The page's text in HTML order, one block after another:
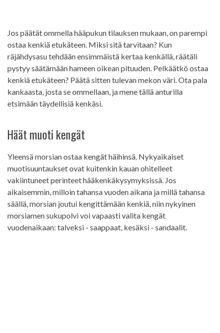
Jos päätät ommella hääpukun tilauksen mukaan, on parempi
ostaa kenkiä etukäteen. Miksi sitä tarvitaan? Kun
räjähdysasu tehdään ensimmäistä kertaa kenkällä, räätäli
pystyy säätämään hameen oikean pituuden. Pelkäätkö ostaa
kenkiä etukäteen? Päätä sitten tulevan mekon väri. Ota pala
kankaasta, josta se ommellaan, ja mene tällä anturilla
etsimään täydellisiä kenkäsi.
Häät muoti kengät
Yleensä morsian ostaa kengät häihinsä. Nykyaikaiset
muotisuuntaukset ovat kuitenkin kauan ohitelleet
vakiintuneet perinteet hääkenkäkysymyksissä. Jos
aikaisemmin, milloin tahansa vuoden aikana ja millä tahansa
säällä, morsian joutui kengittämään kenkiä, niin nykyinen
morsiamen sukupolvi voi vapaasti valita kengät
vuodenaikaan: talveksi - saappaat, kesäksi - sandaalit.